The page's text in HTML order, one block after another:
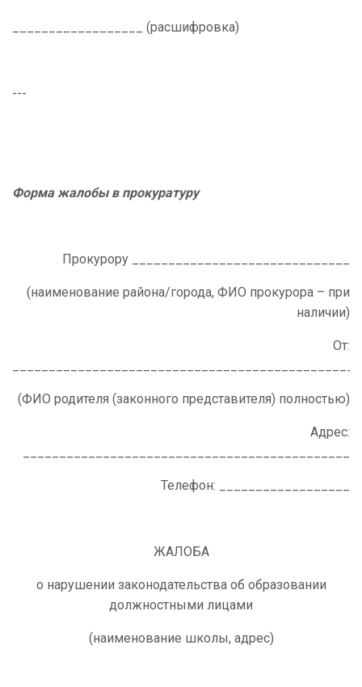
__________________ (расшифровка)
---
Форма жалобы в прокуратуру
Прокурору ______________________________
(наименование района/города, ФИО прокурора – при
наличии)
От:
(ФИО родителя (законного представителя) полностью)
Адрес:
Телефон: __________________
ЖАЛОБА
о нарушении законодательства об образовании
должностными лицами
(наименование школы, адрес)